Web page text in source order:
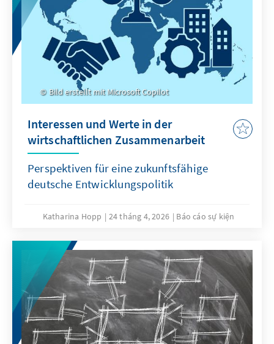
Bild erstellt mit Microsoft Copilot
Interessen und Werte in der
wirtschaftlichen Zusammenarbeit
Perspektiven für eine zukunftsfähige
deutsche Entwicklungspolitik
Katharina Hopp 24 tháng 4, 2026 Báo cáo sự kiện